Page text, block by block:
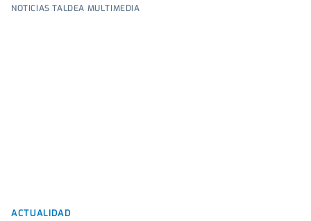
NOTICIAS TALDEA MULTIMEDIA
ACTUALIDAD